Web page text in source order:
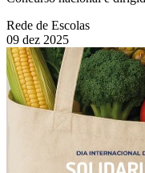
Rede de Escolas
09 dez 2025